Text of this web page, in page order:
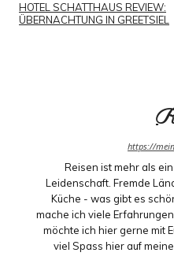
HOTEL SCHATTHAUS REVIEW:
ÜBERNACHTUNG IN GREETSIEL
https://
Reisen ist mehr als
Leidenschaft. Fremde
Küche - was gibt es
mache ich viele
möchte ich hier gerne mit
viel Spass hier auf